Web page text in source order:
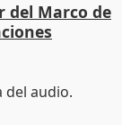
del Marco de